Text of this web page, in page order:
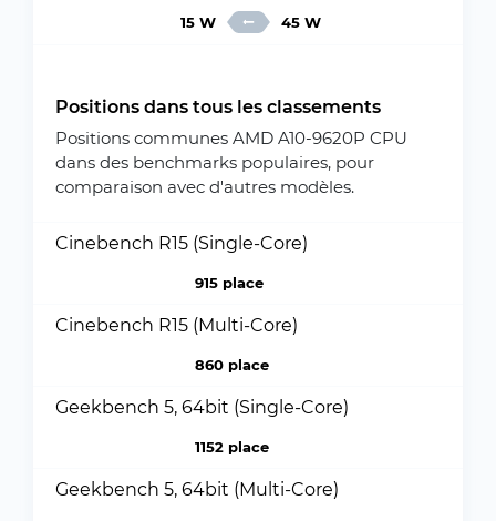
15 W 45 W
Positions dans tous les classements
Positions communes AMD A10-9620P CPU
dans des benchmarks populaires, pour
comparaison avec d'autres modèles.
Cinebench R15 (Single-Core)
915 place
Cinebench R15 (Multi-Core)
860 place
Geekbench 5, 64bit (Single-Core)
1152 place
Geekbench 5, 64bit (Multi-Core)